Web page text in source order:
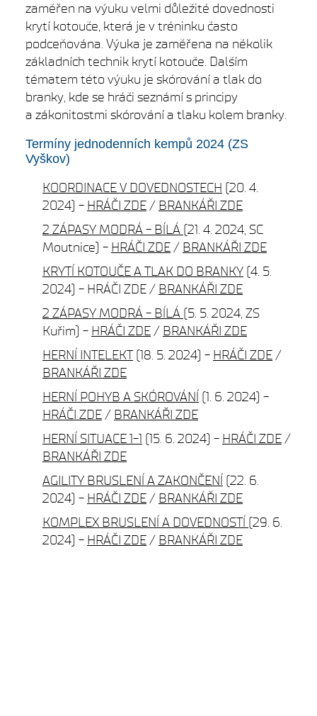
zaměřen na výuku velmi důležité dovednosti
krytí kotouče, která je v tréninku často
podceňována. Výuka je zaměřena na několik
základních technik krytí kotouče. Dalším
tématem této výuku je skórování a tlak do
branky, kde se hráči seznámí s principy
a zákonitostmi skórování a tlaku kolem branky.
Termíny jednodenních kempů 2024 (ZS
Vyškov)
KOORDINACE V DOVEDNOSTECH (20. 4.
2024) - HRÁČI ZDE/ BRANKÁŘI ZDE
2 ZÁPASY MODRÁ - BÍLÁ (21. 4. 2024, SC
Moutnice) - HRÁČI ZDE/ BRANKÁŘI ZDE
KRYTÍ KOTOUČE A TLAK DO BRANKY (4. 5.
2024) - HRÁČI ZDE / BRANKÁŘI ZDE
2 ZÁPASY MODRÁ - BÍLÁ (5. 5. 2024, ZS
Kuřim) - HRÁČI ZDE/ BRANKÁŘI ZDE
HERNÍ INTELEKT (18. 5. 2024) - HRÁČI ZDE/
BRANKÁŘI ZDE
HERNÍ POHYB A SKÓROVÁNÍ (1. 6. 2024) -
HRÁČI ZDE/ BRANKÁŘI ZDE
HERNÍ SITUACE 1-1 (15. 6. 2024) - HRÁČI ZDE/
BRANKÁŘI ZDE
AGILITY BRUSLENÍ A ZAKONČENÍ (22. 6.
2024) - HRÁČI ZDE/ BRANKÁŘI ZDE
KOMPLEX BRUSLENÍ A DOVEDNOSTÍ (29. 6.
2024) - HRÁČI ZDE/ BRANKÁŘI ZDE